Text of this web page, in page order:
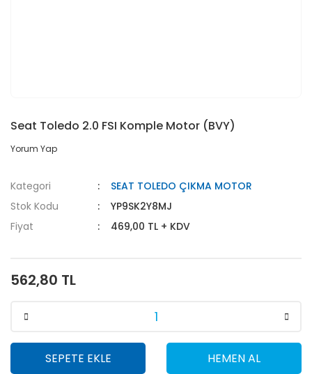
Seat Toledo 2.0 FSI Komple Motor (BVY)
Yorum Yap
Kategori
SEAT TOLEDO ÇIKMA MOTOR
Stok Kodu
YP9SK2Y8MJ
Fiyat
469,00 TL + KDV
562,80 TL
SEPETE EKLE HEMEN AL